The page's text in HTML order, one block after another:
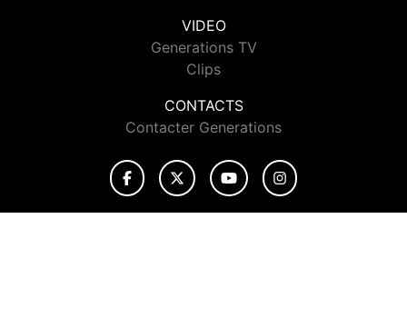
VIDEO
Generations TV
Clips
CONTACTS
Contacter Generations